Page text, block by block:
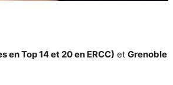
Top 14 et 20 en ERCC) et Grenoble